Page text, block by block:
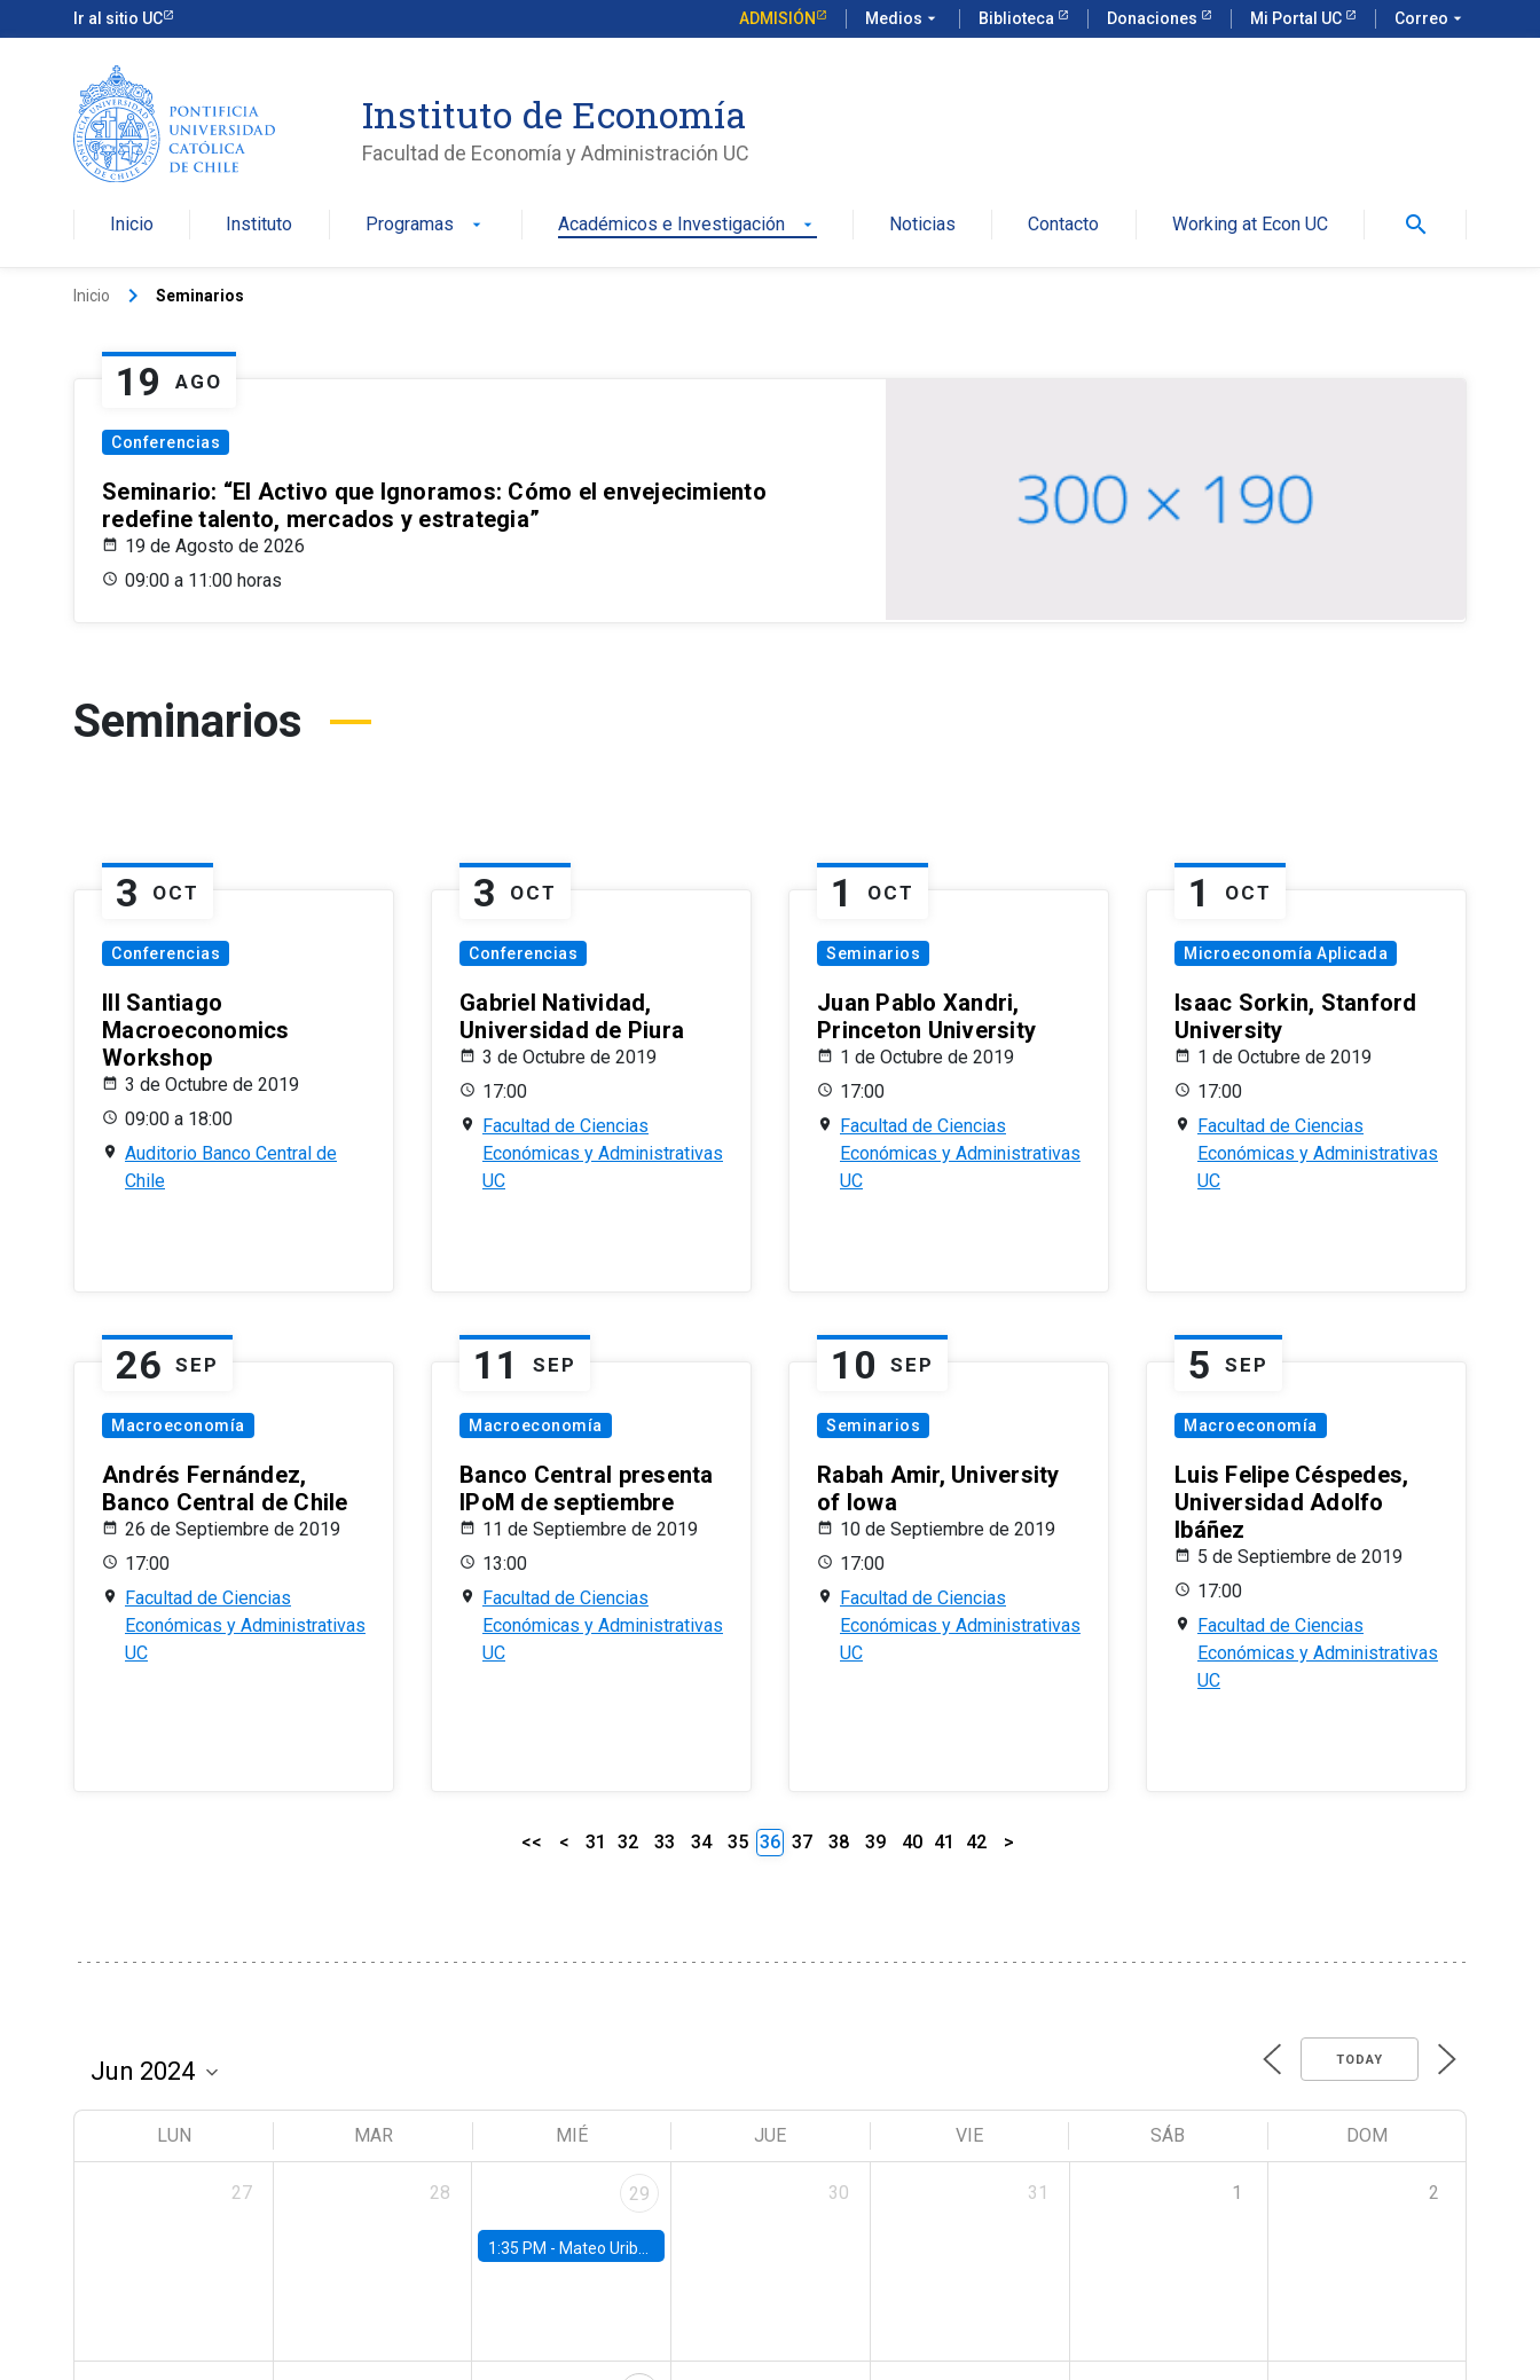
Ir al sitio UC ADMISIÓN Medios arrow_drop_down Biblioteca Donaciones Mi Portal UC Correo arrow_drop_down
Instituto de Economía
Facultad de Economía y Administración UC
Inicio Instituto Programas arrow_drop_down Académicos e Investigación arrow_drop_down Noticias Contacto Working at Econ UC search
Inicio keyboard_arrow_right Seminarios
19 AGO
Conferencias
Seminario: “El Activo que Ignoramos: Cómo el envejecimiento
redefine talento, mercados y estrategia”
19 de Agosto de 2026
09:00 a 11:00 horas
Seminarios
3 OCT
Conferencias
III Santiago
Macroeconomics
Workshop
3 de Octubre de 2019
09:00 a 18:00
Auditorio Banco Central de
Chile
3 OCT
Conferencias
Gabriel Natividad,
Universidad de Piura
3 de Octubre de 2019
17:00
Facultad de Ciencias
Económicas y Administrativas
UC
1 OCT
Seminarios
Juan Pablo Xandri,
Princeton University
1 de Octubre de 2019
17:00
Facultad de Ciencias
Económicas y Administrativas
UC
1 OCT
Microeconomía Aplicada
Isaac Sorkin, Stanford
University
1 de Octubre de 2019
17:00
Facultad de Ciencias
Económicas y Administrativas
UC
26 SEP
Macroeconomía
Andrés Fernández,
Banco Central de Chile
26 de Septiembre de 2019
17:00
Facultad de Ciencias
Económicas y Administrativas
UC
11 SEP
Macroeconomía
Banco Central presenta
IPoM de septiembre
11 de Septiembre de 2019
13:00
Facultad de Ciencias
Económicas y Administrativas
UC
10 SEP
Seminarios
Rabah Amir, University
of Iowa
10 de Septiembre de 2019
17:00
Facultad de Ciencias
Económicas y Administrativas
UC
5 SEP
Macroeconomía
Luis Felipe Céspedes,
Universidad Adolfo
Ibáñez
5 de Septiembre de 2019
17:00
Facultad de Ciencias
Económicas y Administrativas
UC
<< < 31 32 33 34 35 36 37 38 39 40 41 42 >
TODAY
LUN MAR MIÉ JUE VIE SÁB DOM
27 28 29
1:35 PM - Mateo Uribe-Castro, Universidad de los Andes (Colombia)
30 31 1 2